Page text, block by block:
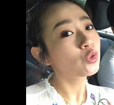
完整新聞內文: 女星
婚，婚後育有一子一
情生變， 彼 此決定協
刻掀起外界討論及關
還大方 表示「一切如
聽信謠言」，怎料今
https://i.imgur.com/
銘威證實離婚。（圖／